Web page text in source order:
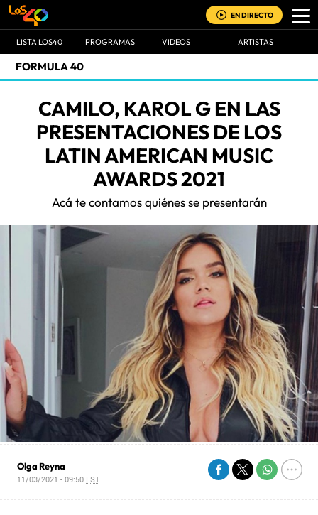
EN DIRECTO
LISTA LOS40 PROGRAMAS VIDEOS ARTISTAS
FORMULA 40
CAMILO, KAROL G EN LAS
PRESENTACIONES DE LOS
LATIN AMERICAN MUSIC
AWARDS 2021
Acá te contamos quiénes se presentarán
Olga Reyna
11/03/2021 - 09:50 EST